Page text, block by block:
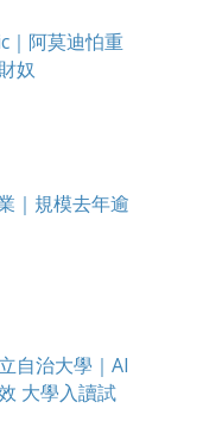
阿莫迪怕重
奴
｜規模去年逾
自治大學｜AI
大學入讀試